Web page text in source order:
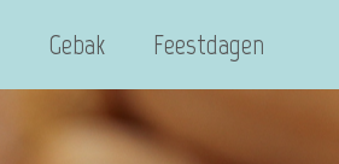
Gebak Feestdagen